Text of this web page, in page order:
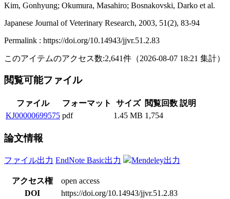
Kim, Gonhyung; Okumura, Masahiro; Bosnakovski, Darko et al.
Japanese Journal of Veterinary Research, 2003, 51(2), 83-94
Permalink : https://doi.org/10.14943/jjvr.51.2.83
このアイテムのアクセス数:2,641件 （2026-08-07 18:21 集計）
閲覧可能ファイル
ファイル フォーマット サイズ 閲覧回数 説明
KJ00000699575 pdf 1.45 MB 1,754
論文情報
ファイル出力 EndNote Basic出力 Mendeley出力
アクセス権
open access
DOI
https://doi.org/10.14943/jjvr.51.2.83